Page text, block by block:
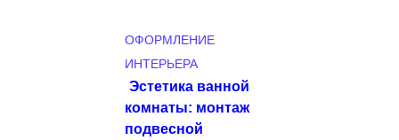
ОФОРМЛЕНИЕ
ИНТЕРЬЕРА
Эстетика ванной
комнаты: монтаж
подвесной